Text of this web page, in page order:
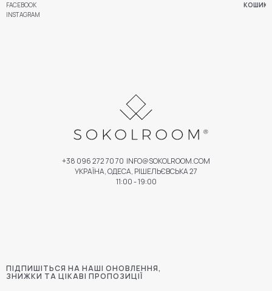
FACEBOOK КОШИК
ПІДПИШІТЬСЯ НА НАШІ ОНОВЛЕННЯ,
ЗНИЖКИ ТА ЦІКАВІ ПРОПОЗИЦІЇ
+38 096 272 70 70 INFO@SOKOLROOM.COM
УКРАЇНА, ОДЕСА, РІШЕЛЬЄВСЬКА 27
11:00 - 19:00
INSTAGRAM